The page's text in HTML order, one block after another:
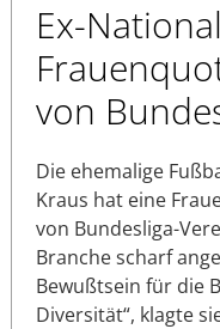
Ex-
von
Die ehemalige
Kraus hat eine
von Bundesliga-
Branche scharf
Bewußtsein für die
Diversität“, klagte